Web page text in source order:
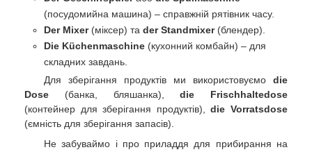
(посудомийна машина) – справжній рятівник часу.
Der Mixer(міксер) та der Standmixer(блендер).
Die Küchenmaschine (кухонний комбайн) – для
складних завдань.
Для зберігання продуктів ми використовуємо die
Dose (банка, бляшанка),die Frischhaltedose
(контейнер для зберігання продуктів),die Vorratsdose
(ємність для зберігання запасів).
Не забуваймо і про приладдя для прибирання на